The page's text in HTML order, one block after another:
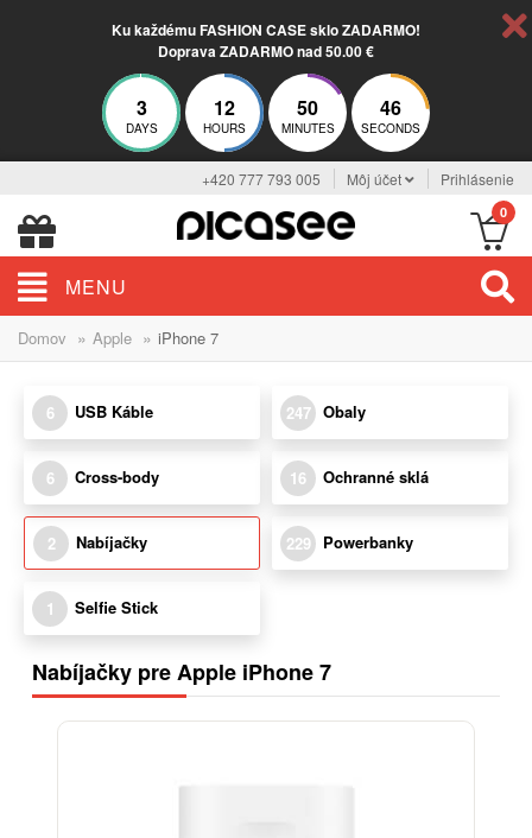
Ku každému FASHION CASE sklo ZADARMO!
Doprava ZADARMO nad 50.00 €
3
DAYS
12
HOURS
50
MINUTES
46
SECONDS
+420 777 793 005 Môj účet Prihlásenie
0
MENU
Domov » Apple » iPhone 7
6 USB Káble 247 Obaly
6 Cross-body 16 Ochranné sklá
2 Nabíjačky 229 Powerbanky
1 Selfie Stick
Nabíjačky pre Apple iPhone 7